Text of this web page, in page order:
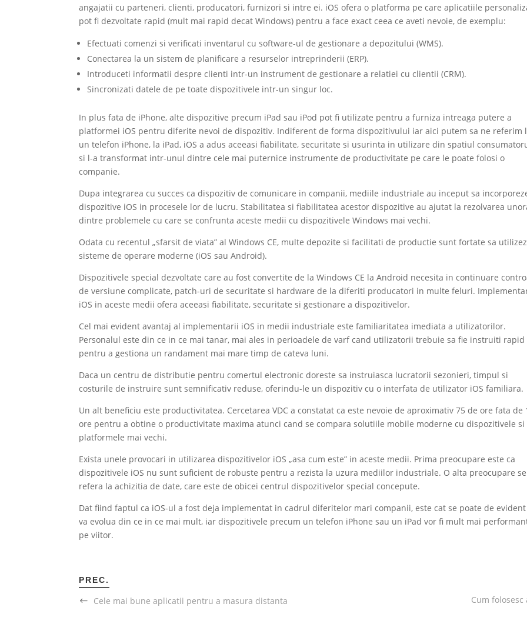
angajatii cu parteneri, clienti, producatori, furnizori si intre ei. iOS ofera o platforma pe care aplicatiile
pot fi dezvoltate rapid (mult mai rapid decat Windows) pentru a face exact ceea ce aveti nevoie, de exemplu:
Efectuati comenzi si verificati inventarul cu software-ul de gestionare a depozitului (WMS).
Conectarea la un sistem de planificare a resurselor intreprinderii (ERP).
Introduceti informatii despre clienti intr-un instrument de gestionare a relatiei cu clientii (CRM).
Sincronizati datele de pe toate dispozitivele intr-un singur loc.
In plus fata de iPhone, alte dispozitive precum iPad sau iPod pot fi utilizate pentru a furniza intreaga putere a
platformei iOS pentru diferite nevoi de dispozitiv. Indiferent de forma dispozitivului iar aici putem sa ne referim
un telefon iPhone, la iPad, iOS a adus aceeasi fiabilitate, securitate si usurinta in utilizare din spatiul
si l-a transformat intr-unul dintre cele mai puternice instrumente de productivitate pe care le poate folosi o
companie.
Dupa integrarea cu succes ca dispozitiv de comunicare in companii, mediile industriale au inceput sa
dispozitive iOS in procesele lor de lucru. Stabilitatea si fiabilitatea acestor dispozitive au ajutat la rezolvarea
dintre problemele cu care se confrunta aceste medii cu dispozitivele Windows mai vechi.
Odata cu recentul „sfarsit de viata” al Windows CE, multe depozite si facilitati de productie sunt fortate sa
sisteme de operare moderne (iOS sau Android).
Dispozitivele special dezvoltate care au fost convertite de la Windows CE la Android necesita in continuare
de versiune complicate, patch-uri de securitate si hardware de la diferiti producatori in multe feluri.
iOS in aceste medii ofera aceeasi fiabilitate, securitate si gestionare a dispozitivelor.
Cel mai evident avantaj al implementarii iOS in medii industriale este familiaritatea imediata a utilizatorilor.
Personalul este din ce in ce mai tanar, mai ales in perioadele de varf cand utilizatorii trebuie sa fie instruiti rapid
pentru a gestiona un randament mai mare timp de cateva luni.
Daca un centru de distributie pentru comertul electronic doreste sa instruiasca lucratorii sezonieri, timpul si
costurile de instruire sunt semnificativ reduse, oferindu-le un dispozitiv cu o interfata de utilizator iOS familiara.
Un alt beneficiu este productivitatea. Cercetarea VDC a constatat ca este nevoie de aproximativ 75 de ore fata de
ore pentru a obtine o productivitate maxima atunci cand se compara solutiile mobile moderne cu dispozitivele si
platformele mai vechi.
Exista unele provocari in utilizarea dispozitivelor iOS „asa cum este” in aceste medii. Prima preocupare este ca
dispozitivele iOS nu sunt suficient de robuste pentru a rezista la uzura mediilor industriale. O alta preocupare se
refera la achizitia de date, care este de obicei centrul dispozitivelor special concepute.
Dat fiind faptul ca iOS-ul a fost deja implementat in cadrul diferitelor mari companii, este cat se poate de evident
va evolua din ce in ce mai mult, iar dispozitivele precum un telefon iPhone sau un iPad vor fi mult mai
pe viitor.
PREC.
Cele mai bune aplicatii pentru a masura distanta
Cum